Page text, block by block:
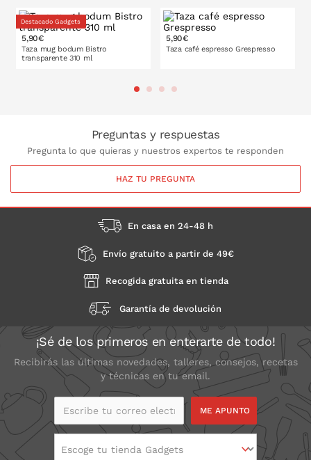
Destacado Gadgets
5,90€
Taza mug bodum Bistro
transparente 310 ml
5,90€
Taza café espresso Grespresso
Preguntas y respuestas
Pregunta lo que quieras y nuestros expertos te responden
HAZ TU PREGUNTA
En casa en 24-48 h
Envío gratuito a partir de 49€
Recogida gratuita en tienda
Garantía de devolución
¡Sé de los primeros en enterarte de todo!
Recibirás las últimas novedades, talleres, consejos, recetas
y técnicas en tu email.
Escribe tu correo
Escoge tu tienda Gadgets